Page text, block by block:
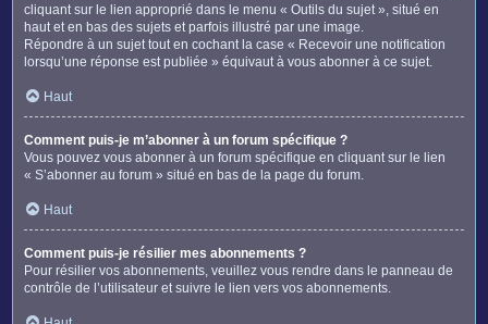
cliquant sur le lien approprié dans le menu « Outils du sujet », situé en
haut et en bas des sujets et parfois illustré par une image.
Répondre à un sujet tout en cochant la case « Recevoir une notification
lorsqu’une réponse est publiée » équivaut à vous abonner à ce sujet.
Haut
Comment puis-je m’abonner à un forum spécifique ?
Vous pouvez vous abonner à un forum spécifique en cliquant sur le lien
« S’abonner au forum » situé en bas de la page du forum.
Haut
Comment puis-je résilier mes abonnements ?
Pour résilier vos abonnements, veuillez vous rendre dans le panneau de
contrôle de l’utilisateur et suivre le lien vers vos abonnements.